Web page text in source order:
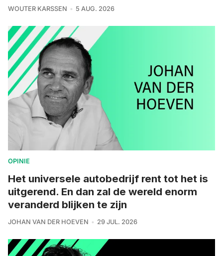
WOUTER KARSSEN 5 AUG. 2026
OPINIE
Het universele autobedrijf rent tot het is
uitgerend. En dan zal de wereld enorm
veranderd blijken te zijn
JOHAN VAN DER HOEVEN 29 JUL. 2026